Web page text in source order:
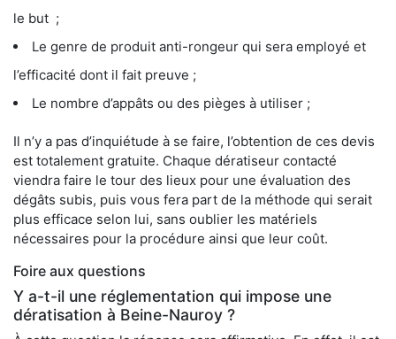
le but ;
Le genre de produit anti-rongeur qui sera employé et
l’efficacité dont il fait preuve ;
Le nombre d’appâts ou des pièges à utiliser ;
Il n’y a pas d’inquiétude à se faire, l’obtention de ces devis
est totalement gratuite. Chaque dératiseur contacté
viendra faire le tour des lieux pour une évaluation des
dégâts subis, puis vous fera part de la méthode qui serait
plus efficace selon lui, sans oublier les matériels
nécessaires pour la procédure ainsi que leur coût.
Foire aux questions
Y a-t-il une réglementation qui impose une
dératisation à Beine-Nauroy ?